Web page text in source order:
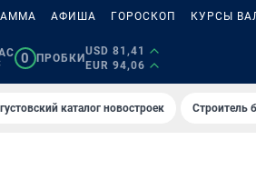
АФИША ГОРОСКОП КУРСЫ
0 ПРОБКИ
USD 81,41
EUR 94,06
каталог новостроек Строитель